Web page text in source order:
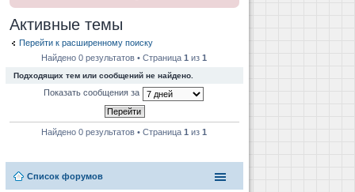
Активные темы
Перейти к расширенному поиску
Найдено 0 результатов • Страница1 из1
Подходящих тем или сообщений не найдено.
Показать сообщения за
Найдено 0 результатов • Страница1 из1
Список форумов